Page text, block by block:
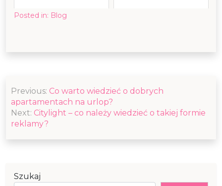
Posted in: Blog
Nawigacja
wpisu
Previous: Co warto wiedzieć o dobrych
apartamentach na urlop?
Next: Citylight – co należy wiedzieć o takiej formie
reklamy?
Szukaj